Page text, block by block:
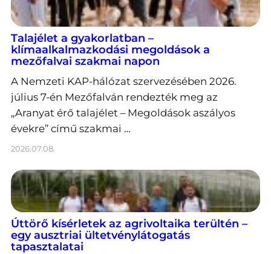
Talajélet a gyakorlatban –
klímaalkalmazkodási megoldások a
mezőfalvai szakmai napon
A Nemzeti KAP-hálózat szervezésében 2026.
július 7-én Mezőfalván rendezték meg az
„Aranyat érő talajélet – Megoldások aszályos
évekre” című szakmai …
2026.07.08.
Úttörő kísérletek az agrivoltaika terültén –
egy ausztriai ültetvénylátogatás
tapasztalatai